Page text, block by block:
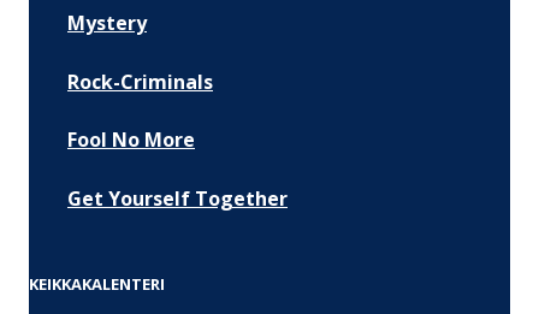
Mystery
Rock-Criminals
Fool No More
Get Yourself Together
KEIKKAKALENTERI